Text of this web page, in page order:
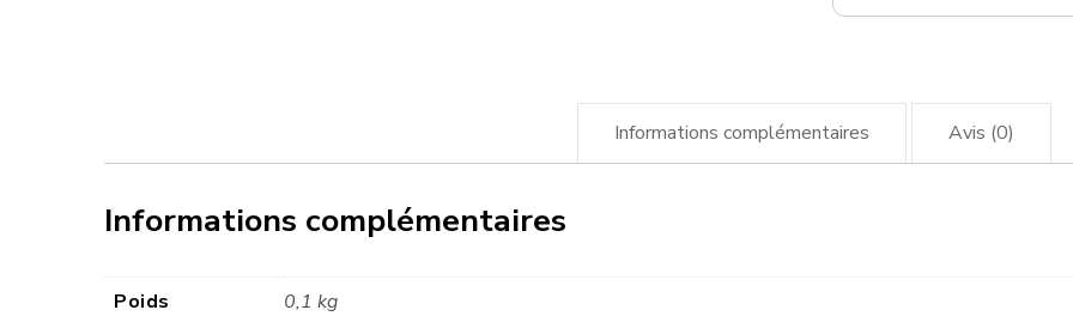
Informations complémentaires Avis (0)
Informations complémentaires
Poids 0,1 kg